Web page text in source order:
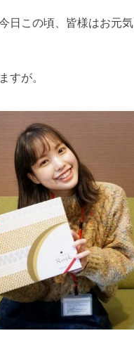
日この頃、皆様はお元
すが。